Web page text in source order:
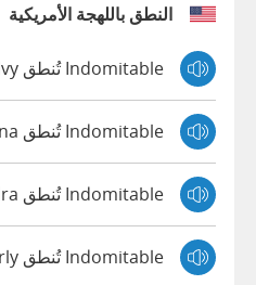
النطق باللهجة الأمريكية
Indomitable تُنطق Ivy
Indomitable تُنطق Joanna
Indomitable تُنطق Kendra
Indomitable تُنطق Kimberly